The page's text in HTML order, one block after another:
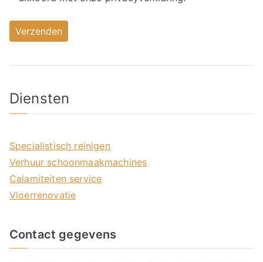
Diensten
Specialistisch reinigen
Verhuur schoonmaakmachines
Calamiteiten service
Vloerrenovatie
Contact gegevens